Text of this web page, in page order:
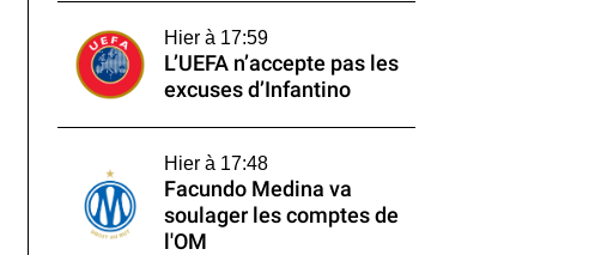
Hier à 17:59
L’UEFA n’accepte pas les
excuses d’Infantino
Hier à 17:48
Facundo Medina va
soulager les comptes de
l'OM